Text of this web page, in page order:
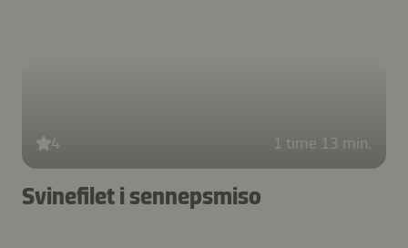
4 1 time 13 min.
Svinefilet i sennepsmiso